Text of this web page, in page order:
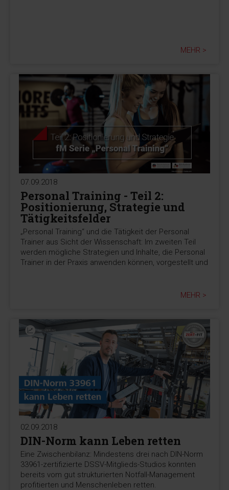
MEHR >
07.09.2018
Personal Training - Teil 2:
Positionierung, Strategie und
Tätigkeitsfelder
„Personal Training“ und die Tätigkeit der Personal
Trainer aus Sicht der Wissenschaft: Im zweiten Teil
werden mögliche Strategien und Inhalte, die Personal
Trainer in der Praxis anwenden können, vorgestellt und
MEHR >
02.09.2018
DIN-Norm kann Leben retten
Eine Zwischenbilanz: Mindestens drei nach DIN-Norm
33961-zertifizierte DSSV-Mitglieds-Studios konnten
bereits vom gut strukturierten Notfall-Management
profitierten und Menschenleben retten.